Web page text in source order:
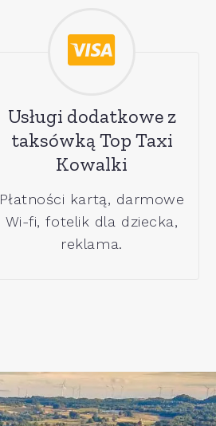
Usługi dodatkowe z
taksówką Top Taxi
Kowalki
Płatności kartą, darmowe
Wi-fi, fotelik dla dziecka,
reklama.